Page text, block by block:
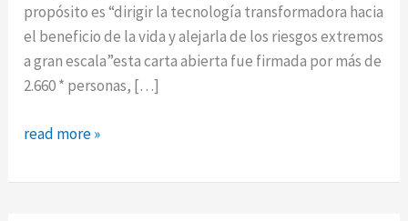
propósito es “dirigir la tecnología transformadora hacia
el beneficio de la vida y alejarla de los riesgos extremos
a gran escala”esta carta abierta fue firmada por más de
2.660 * personas, […]
pause
ai
read more »